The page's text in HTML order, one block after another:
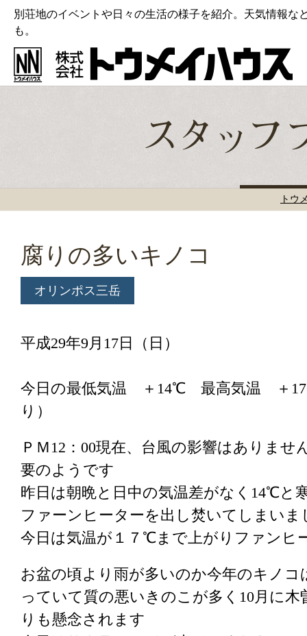
別荘地のイベントや日々の生活の様子を紹介。天気情報な
も。
トウ
腐りの多いキノコ
オリンポス三岳
平成29年9月17日（日）
今日の最低気温 ＋14℃ 最高気温 ＋
り）
ＰＭ12：00現在、台風の影響はありま
要のようです
昨日は朝晩と日中の気温差がなく14℃と
ファーンヒーターを出し焚いてしまいま
今日は気温が１７℃まで上がりファンヒ
お盆の頃より雨が多いのか今年のキノ
っていて質の悪いきのこが多く10月に
りも懸念されます